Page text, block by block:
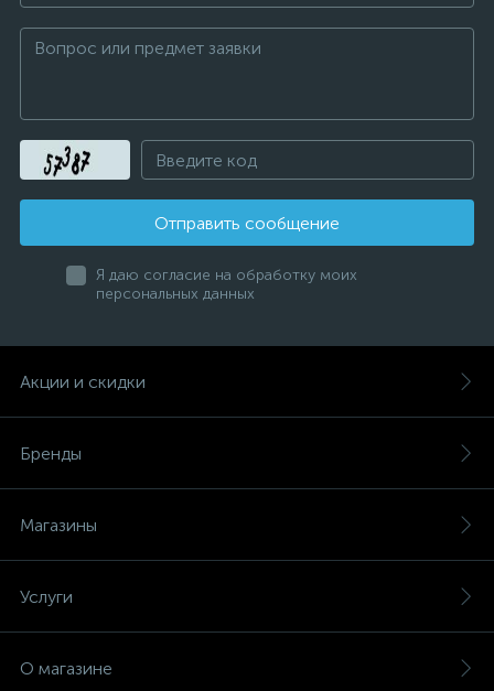
Отправить сообщение
Я даю согласие на обработку моих
персональных данных
Акции и скидки
Бренды
Магазины
Услуги
О магазине